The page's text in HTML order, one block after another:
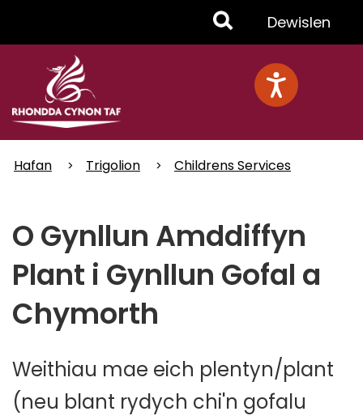
Toggle
Menu
Dewislen
Hafan Trigolion Childrens Services
O Gynllun Amddiffyn
Plant i Gynllun Gofal a
Chymorth
Weithiau mae eich plentyn/plant
(neu blant rydych chi'n gofalu